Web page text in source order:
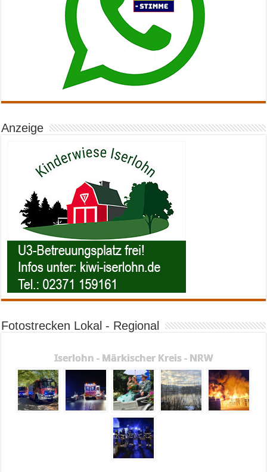
Anzeige
Fotostrecken Lokal - Regional
Iserlohn - Märkischer Kreis - NRW